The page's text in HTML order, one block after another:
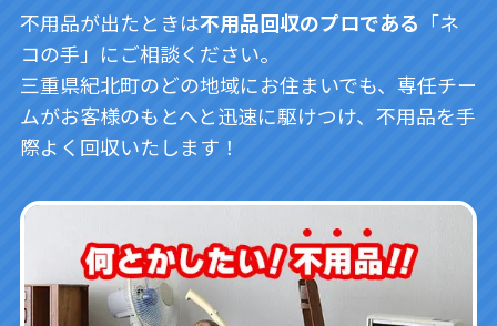
不用品が出たときは不用品回収のプロである 「ネ
コの手」にご相談ください。
三重県紀北町のどの地域にお住まいでも、専任チー
ムがお客様のもとへと迅速に駆けつけ、不用品を手
際よく回収いたします！